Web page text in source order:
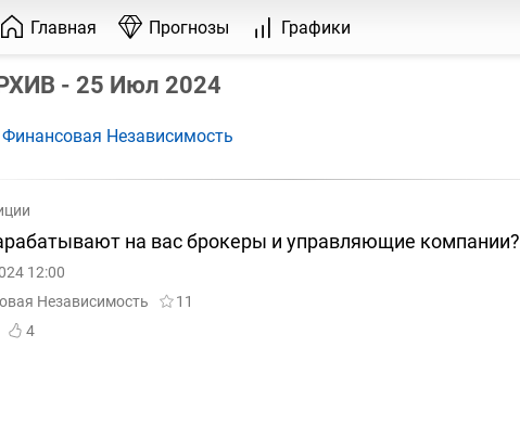
Главная Прогнозы Графики
- 25 Июл 2024
Финансовая Независимость
на вас брокеры и управляющие компании?
12:00
Независимость
11
4